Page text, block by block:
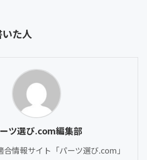
た人
ツ選び.com編集部
情報サイト「パーツ選び.com」